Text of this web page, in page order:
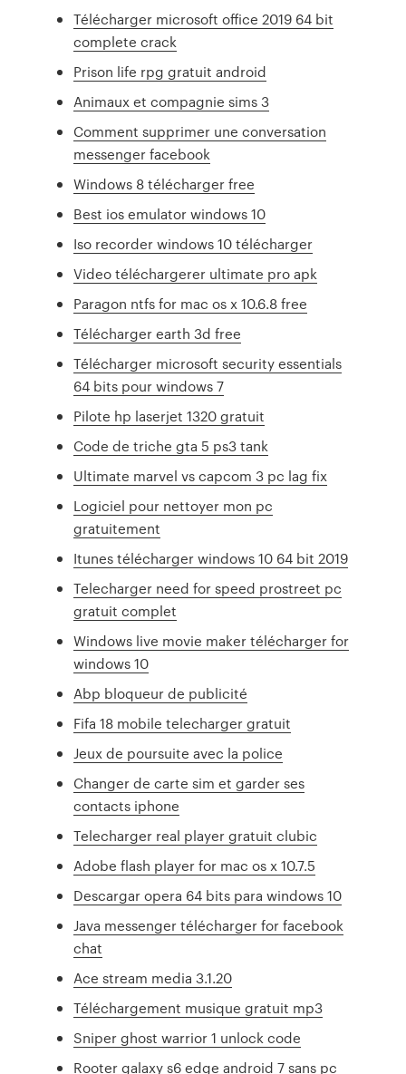
Télécharger microsoft office 2019 64 bit
complete crack
Prison life rpg gratuit android
Animaux et compagnie sims 3
Comment supprimer une conversation
messenger facebook
Windows 8 télécharger free
Best ios emulator windows 10
Iso recorder windows 10 télécharger
Video téléchargerer ultimate pro apk
Paragon ntfs for mac os x 10.6.8 free
Télécharger earth 3d free
Télécharger microsoft security essentials
64 bits pour windows 7
Pilote hp laserjet 1320 gratuit
Code de triche gta 5 ps3 tank
Ultimate marvel vs capcom 3 pc lag fix
Logiciel pour nettoyer mon pc
gratuitement
Itunes télécharger windows 10 64 bit 2019
Telecharger need for speed prostreet pc
gratuit complet
Windows live movie maker télécharger for
windows 10
Abp bloqueur de publicité
Fifa 18 mobile telecharger gratuit
Jeux de poursuite avec la police
Changer de carte sim et garder ses
contacts iphone
Telecharger real player gratuit clubic
Adobe flash player for mac os x 10.7.5
Descargar opera 64 bits para windows 10
Java messenger télécharger for facebook
chat
Ace stream media 3.1.20
Téléchargement musique gratuit mp3
Sniper ghost warrior 1 unlock code
Rooter galaxy s6 edge android 7 sans pc